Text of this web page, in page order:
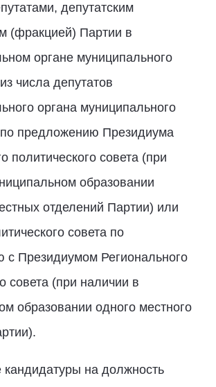
депутатским
(фракцией) Партии в
органе муниципального
числа депутатов
органа муниципального
предложению Президиума
политического совета (при
образовании
отделений Партии) или
совета по
с Президиумом Регионального
совета (при наличии в
образовании одного местного
на должность